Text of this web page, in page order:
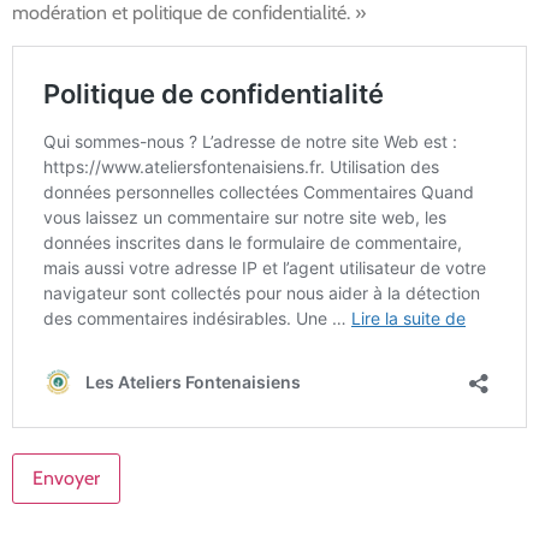
modération et politique de confidentialité. »